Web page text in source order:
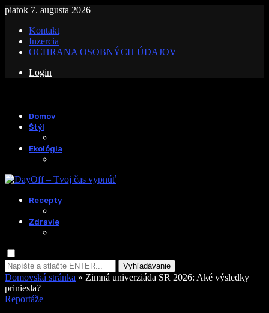
piatok 7. augusta 2026
Kontakt
Inzercia
OCHRANA OSOBNÝCH ÚDAJOV
Login
Domov
Štýl
Ekológia
Recepty
Zdravie
Vyhľadávanie
Domovská stránka » Zimná univerziáda SR 2026: Aké výsledky
priniesla?
Reportáže